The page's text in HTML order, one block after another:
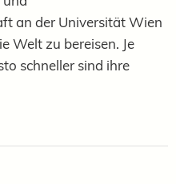
an der Universität Wien
Welt zu bereisen. Je
schneller sind ihre